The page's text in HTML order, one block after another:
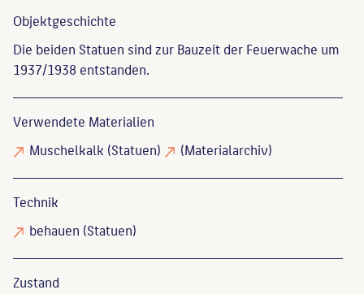
Objekt­geschichte
Die beiden Statuen sind zur Bauzeit der Feuerwache um
1937/1938 entstanden.
Verwendete Materialien
Muschelkalk (Statuen) (Materialarchiv)
Technik
behauen (Statuen)
Zustand